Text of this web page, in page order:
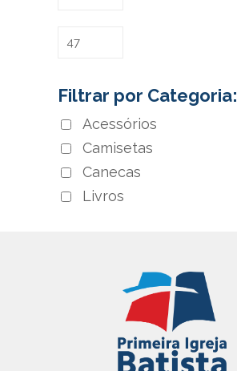
Filtrar por Categoria:
Acessórios
Camisetas
Canecas
Livros